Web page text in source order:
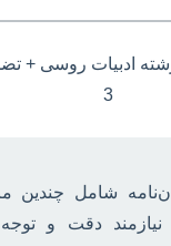
شامل چندین
دقت و